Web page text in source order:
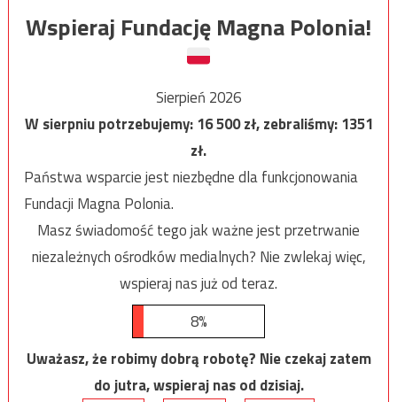
Wspieraj Fundację Magna Polonia!
Sierpień 2026
W sierpniu potrzebujemy:16 500zł, zebraliśmy:1351
zł.
Państwa wsparcie jest niezbędne dla funkcjonowania
Fundacji Magna Polonia.
Masz świadomość tego jak ważne jest przetrwanie
niezależnych ośrodków medialnych? Nie zwlekaj więc,
wspieraj nas już od teraz.
8%
Uważasz, że robimy dobrą robotę? Nie czekaj zatem
do jutra, wspieraj nas od dzisiaj.